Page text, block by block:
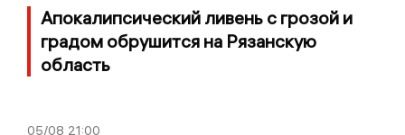
Апокалипсический ливень с грозой и
градом обрушится на Рязанскую
область
05/08 21:00